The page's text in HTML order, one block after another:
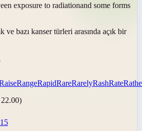
exposure to radiationand some forms
ve bazı kanser türleri arasında açık bir
RangeRapidRareRarelyRashRate